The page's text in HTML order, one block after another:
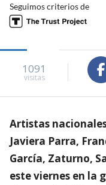
Seguimos criterios de
1091
visitas
Artistas
Javiera Parra,
García, Zaturno,
este viernes en la